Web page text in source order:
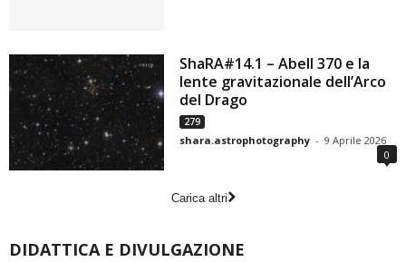
ShaRA#14.1 – Abell 370 e la
lente gravitazionale dell’Arco
del Drago
279
shara.astrophotography - 9 Aprile 2026
0
Carica altri
DIDATTICA E DIVULGAZIONE